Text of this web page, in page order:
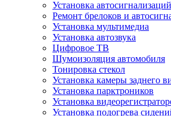
Установка
Ремонт брелоков и
Установка мультимедиа
Установка автозвука
Цифровое ТВ
Шумоизоляция автомобиля
Тонировка стекол
Установка камеры заднего
Установка парктроников
Установка
Установка подогрева